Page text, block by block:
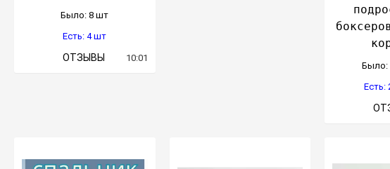
Было: 8 шт
Есть: 4 шт
ОТЗЫВЫ 10:01
Было:
Есть: